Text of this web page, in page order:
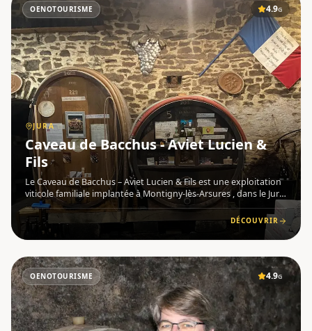
OENOTOURISME 4.9G
JURA
Caveau de Bacchus - Aviet Lucien &
Fils
Le Caveau de Bacchus – Aviet Lucien & Fils est une exploitation
viticole familiale implantée à Montigny-lès-Arsures , dans le Jura
. De père en fils, la famille Aviet perpétue un savoir-faire
artisanal fondé sur le respect du terroir et des
DÉCOUVRIR
OENOTOURISME 4.9G